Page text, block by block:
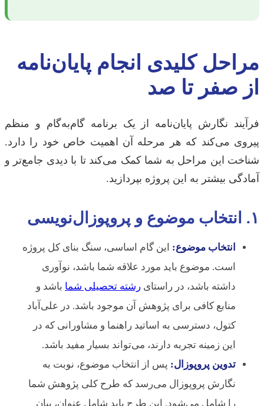
مراحل کلیدی انجام پایان‌نامه
از صفر تا صد
فرآیند نگارش پایان‌نامه از یک برنامه گام‌به‌گام و منظم
پیروی می‌کند که هر مرحله آن اهمیت خاص خود را دارد.
شناخت این مراحل به شما کمک می‌کند تا با دیدی جامع‌تر و
آمادگی بیشتر به این پروژه بپردازید.
۱. انتخاب موضوع و پروپوزال‌نویسی
انتخاب موضوع: این گام اساسی، سنگ بنای کل پروژه
است. موضوع باید مورد علاقه شما باشد، نوآوری
داشته باشد، در راستای رشته تحصیلی شما باشد و
منابع کافی برای پژوهش آن موجود باشد. در علی‌آباد
کتول، دسترسی به اساتید راهنما و مشاورانی که در
این زمینه تجربه دارند، می‌تواند بسیار مفید باشد.
تدوین پروپوزال: پس از انتخاب موضوع، نوبت به
نگارش پروپوزال می‌رسد که طرح کلی پژوهش شما
را شامل می‌شود. این طرح باید شامل عنوان، بیان